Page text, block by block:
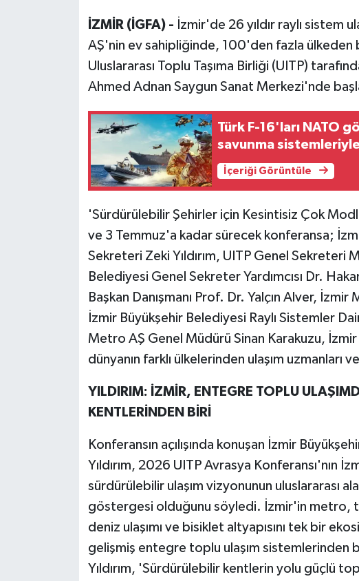
İZMİR (İGFA) - İzmir'de 26 yıldır raylı sistem
AŞ'nin ev sahipliğinde, 100'den fazla ülkeden
Uluslararası Toplu Taşıma Birliği (UITP)
Ahmed Adnan Saygun Sanat Merkezi'nde
Türk F-16'ları NATO
savunma
İçeriği Görüntüle
'Sürdürülebilir Şehirler için Kesintisiz Çok
ve 3 Temmuz'a kadar sürecek konferansa;
Sekreteri Zeki Yıldırım, UITP Genel
Belediyesi Genel Sekreter Yardımcısı Dr.
Başkan Danışmanı Prof. Dr. Yalçın Alver,
İzmir Büyükşehir Belediyesi Raylı Sistemler
Metro AŞ Genel Müdürü Sinan Karakuzu,
dünyanın farklı ülkelerinden ulaşım uzmanları
YILDIRIM: İZMİR, ENTEGRE TOPLU
KENTLERİNDEN BİRİ
Konferansın açılışında konuşan İzmir
Yıldırım, 2026 UITP Avrasya Konferansı'nın
sürdürülebilir ulaşım vizyonunun uluslararası
göstergesi olduğunu söyledi. İzmir'in metro,
deniz ulaşımı ve bisiklet altyapısını tek bir
gelişmiş entegre toplu ulaşım sistemlerinden
Yıldırım, 'Sürdürülebilir kentlerin yolu güçlü